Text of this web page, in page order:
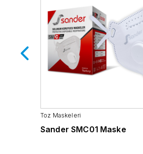
Hizmetleri
Toz Maskeleri
Sander SMC01 Maske